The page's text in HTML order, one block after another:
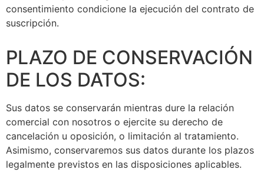
consentimiento condicione la ejecución del contrato de
suscripción.
PLAZO DE CONSERVACIÓN
DE LOS DATOS:
Sus datos se conservarán mientras dure la relación
comercial con nosotros o ejercite su derecho de
cancelación u oposición, o limitación al tratamiento.
Asimismo, conservaremos sus datos durante los plazos
legalmente previstos en las disposiciones aplicables.